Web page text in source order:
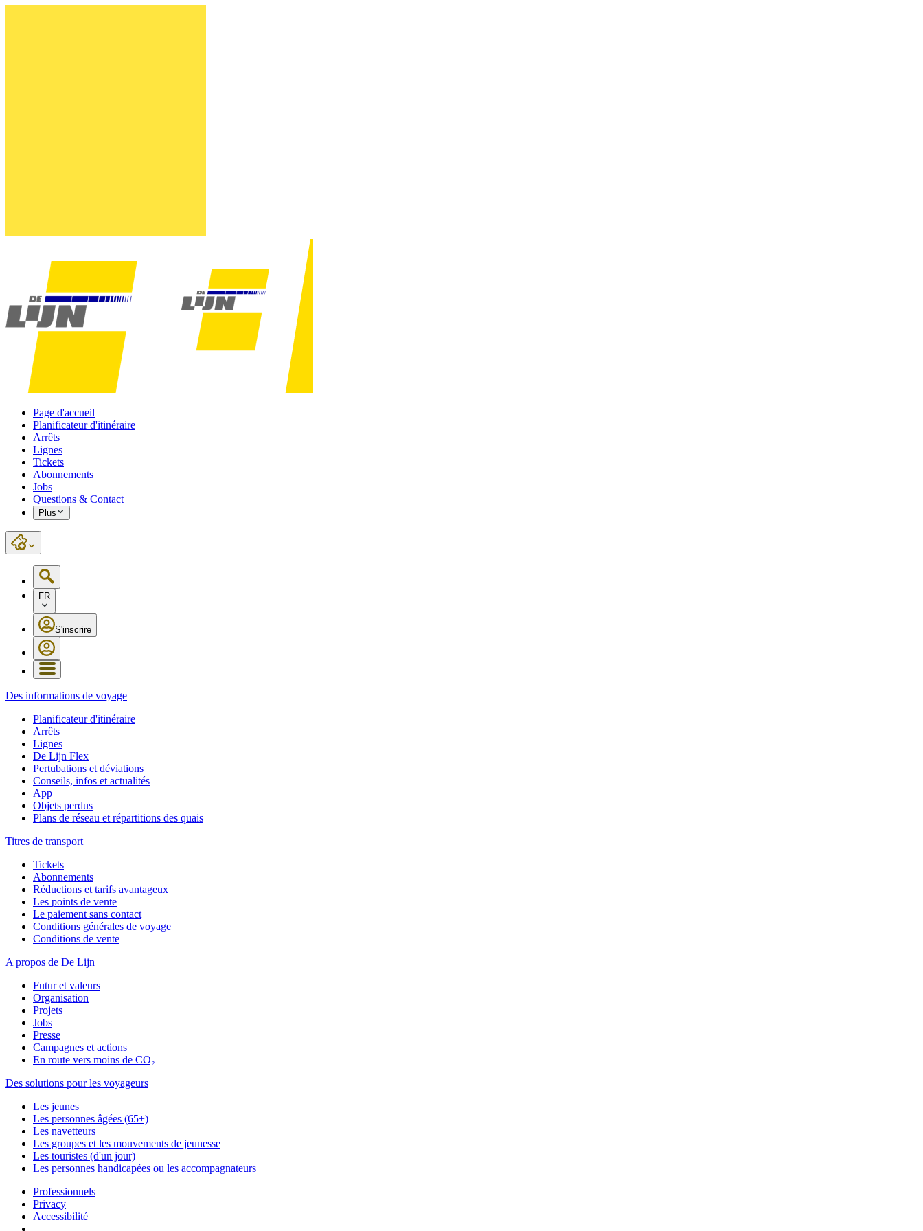
Page d'accueil
Planificateur d'itinéraire
Arrêts
Lignes
Tickets
Abonnements
Jobs
Questions & Contact
Plus
FR
S'inscrire
Des informations de voyage
Planificateur d'itinéraire
Arrêts
Lignes
De Lijn Flex
Pertubations et déviations
Conseils, infos et actualités
App
Objets perdus
Plans de réseau et répartitions des quais
Titres de transport
Tickets
Abonnements
Réductions et tarifs avantageux
Les points de vente
Le paiement sans contact
Conditions générales de voyage
Conditions de vente
A propos de De Lijn
Futur et valeurs
Organisation
Projets
Jobs
Presse
Campagnes et actions
En route vers moins de CO₂
Des solutions pour les voyageurs
Les jeunes
Les personnes âgées (65+)
Les navetteurs
Les groupes et les mouvements de jeunesse
Les touristes (d'un jour)
Les personnes handicapées ou les accompagnateurs
Professionnels
Privacy
Accessibilité